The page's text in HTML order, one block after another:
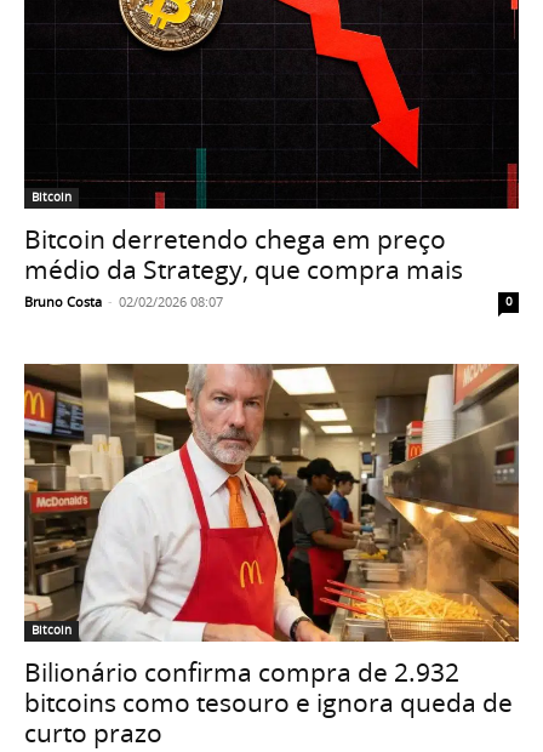
Bitcoin
Bitcoin derretendo chega em preço
médio da Strategy, que compra mais
Bruno Costa - 02/02/2026 08:07 0
Bitcoin
Bilionário confirma compra de 2.932
bitcoins como tesouro e ignora queda de
curto prazo